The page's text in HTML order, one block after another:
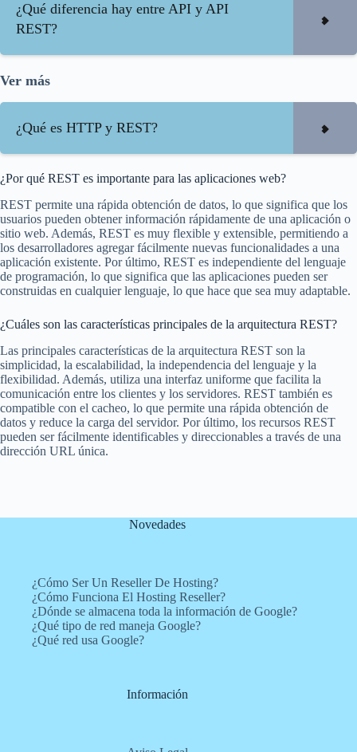
¿Qué diferencia hay entre API y API
REST?
Ver más
¿Qué es HTTP y REST?
¿Por qué REST es importante para las aplicaciones web?
REST permite una rápida obtención de datos, lo que significa que los
usuarios pueden obtener información rápidamente de una aplicación o
sitio web. Además, REST es muy flexible y extensible, permitiendo a
los desarrolladores agregar fácilmente nuevas funcionalidades a una
aplicación existente. Por último, REST es independiente del lenguaje
de programación, lo que significa que las aplicaciones pueden ser
construidas en cualquier lenguaje, lo que hace que sea muy adaptable.
¿Cuáles son las características principales de la arquitectura REST?
Las principales características de la arquitectura REST son la
simplicidad, la escalabilidad, la independencia del lenguaje y la
flexibilidad. Además, utiliza una interfaz uniforme que facilita la
comunicación entre los clientes y los servidores. REST también es
compatible con el cacheo, lo que permite una rápida obtención de
datos y reduce la carga del servidor. Por último, los recursos REST
pueden ser fácilmente identificables y direccionables a través de una
dirección URL única.
Novedades
¿Cómo Ser Un Reseller De Hosting?
¿Cómo Funciona El Hosting Reseller?
¿Dónde se almacena toda la información de Google?
¿Qué tipo de red maneja Google?
¿Qué red usa Google?
Información